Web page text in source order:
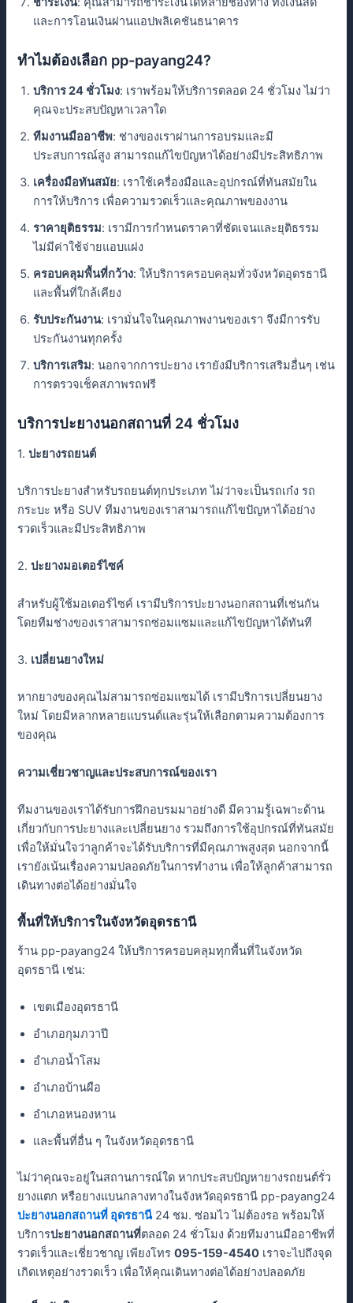
และการโอนเงินผ่านแอปพลิเคชันธนาคาร
ทำไมต้องเลือก pp-payang24?
บริการ 24 ชั่วโมง: เราพร้อมให้บริการตลอด 24 ชั่วโมง ไม่ว่า
คุณจะประสบปัญหาเวลาใด
ทีมงานมืออาชีพ: ช่างของเราผ่านการอบรมและมี
ประสบการณ์สูง สามารถแก้ไขปัญหาได้อย่างมีประสิทธิภาพ
เครื่องมือทันสมัย: เราใช้เครื่องมือและอุปกรณ์ที่ทันสมัยใน
การให้บริการ เพื่อความรวดเร็วและคุณภาพของงาน
ราคายุติธรรม: เรามีการกำหนดราคาที่ชัดเจนและยุติธรรม
ไม่มีค่าใช้จ่ายแอบแฝง
ครอบคลุมพื้นที่กว้าง: ให้บริการครอบคลุมทั่วจังหวัดอุดรธานี
และพื้นที่ใกล้เคียง
รับประกันงาน: เรามั่นใจในคุณภาพงานของเรา จึงมีการรับ
ประกันงานทุกครั้ง
บริการเสริม: นอกจากการปะยาง เรายังมีบริการเสริมอื่นๆ เช่น
การตรวจเช็คสภาพรถฟรี
บริการปะยางนอกสถานที่ 24 ชั่วโมง
1.ปะยางรถยนต์
บริการปะยางสำหรับรถยนต์ทุกประเภท ไม่ว่าจะเป็นรถเก๋ง รถ
กระบะ หรือ SUV ทีมงานของเราสามารถแก้ไขปัญหาได้อย่าง
รวดเร็วและมีประสิทธิภาพ
2.ปะยางมอเตอร์ไซค์
สำหรับผู้ใช้มอเตอร์ไซค์ เรามีบริการปะยางนอกสถานที่เช่นกัน
โดยทีมช่างของเราสามารถซ่อมแซมและแก้ไขปัญหาได้ทันที
3. เปลี่ยนยางใหม่
หากยางของคุณไม่สามารถซ่อมแซมได้ เรามีบริการเปลี่ยนยาง
ใหม่ โดยมีหลากหลายแบรนด์และรุ่นให้เลือกตามความต้องการ
ของคุณ
ความเชี่ยวชาญและประสบการณ์ของเรา
ทีมงานของเราได้รับการฝึกอบรมมาอย่างดี มีความรู้เฉพาะด้าน
เกี่ยวกับการปะยางและเปลี่ยนยาง รวมถึงการใช้อุปกรณ์ที่ทันสมัย
เพื่อให้มั่นใจว่าลูกค้าจะได้รับบริการที่มีคุณภาพสูงสุด นอกจากนี้
เรายังเน้นเรื่องความปลอดภัยในการทำงาน เพื่อให้ลูกค้าสามารถ
เดินทางต่อได้อย่างมั่นใจ
พื้นที่ให้บริการในจังหวัดอุดรธานี
ร้าน pp-payang24 ให้บริการครอบคลุมทุกพื้นที่ในจังหวัด
อุดรธานี เช่น:
เขตเมืองอุดรธานี
อำเภอกุมภวาปี
อำเภอน้ำโสม
อำเภอบ้านผือ
อำเภอหนองหาน
และพื้นที่อื่น ๆ ในจังหวัดอุดรธานี
ไม่ว่าคุณจะอยู่ในสถานการณ์ใด หากประสบปัญหายางรถยนต์รั่ว
ยางแตก หรือยางแบนกลางทางในจังหวัดอุดรธานี pp-payang24
ปะยางนอกสถานที่ อุดรธานี24 ชม. ซ่อมไว ไม่ต้องรอ พร้อมให้
บริการปะยางนอกสถานที่ตลอด 24 ชั่วโมง ด้วยทีมงานมืออาชีพที่
รวดเร็วและเชี่ยวชาญ เพียงโทร095-159-4540 เราจะไปถึงจุด
เกิดเหตุอย่างรวดเร็ว เพื่อให้คุณเดินทางต่อได้อย่างปลอดภัย